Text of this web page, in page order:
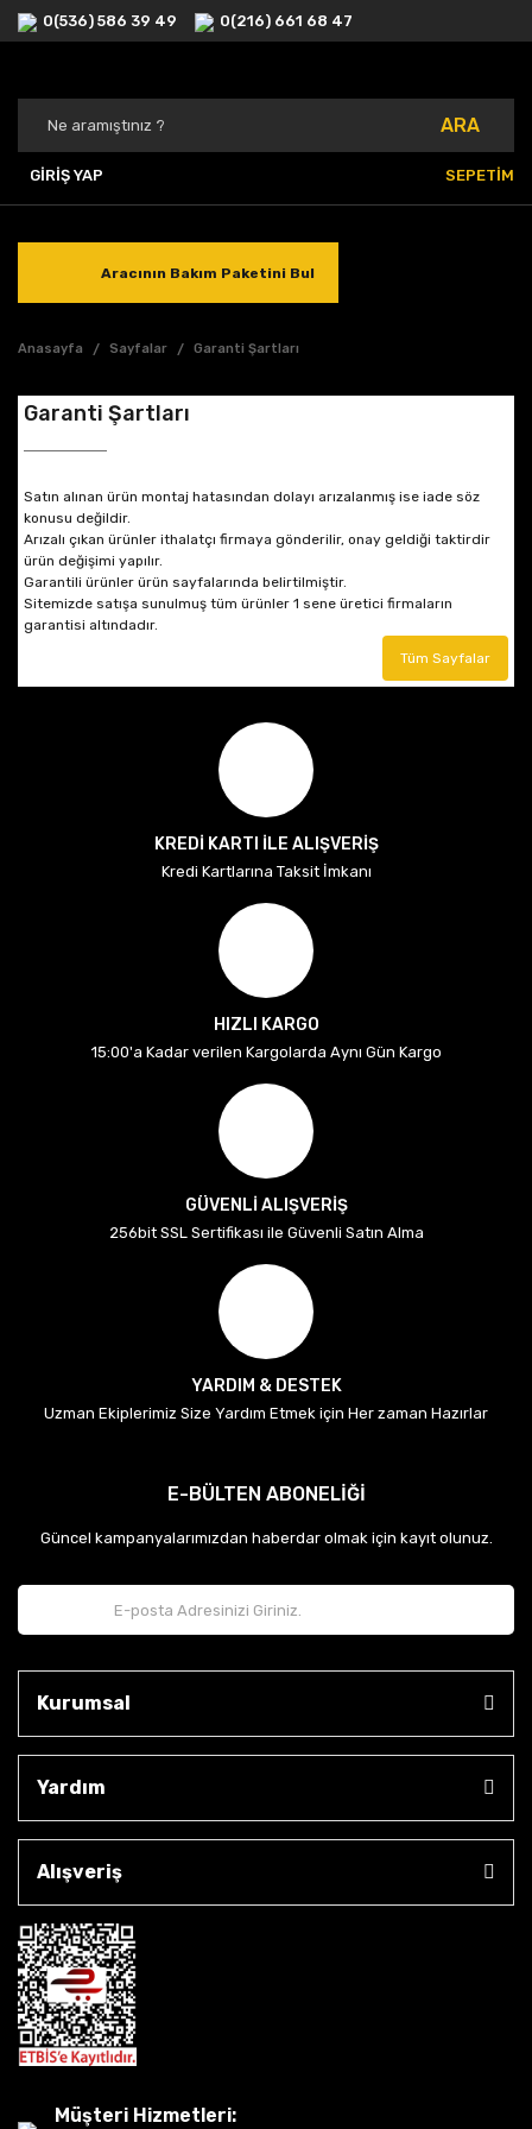
0(536) 586 39 49 0(216) 661 68 47
ARA
GİRİŞ YAP SEPETİM
Aracının Bakım Paketini Bul
Anasayfa Sayfalar Garanti Şartları
Garanti Şartları
Satın alınan ürün montaj hatasından dolayı arızalanmış ise iade söz
konusu değildir.
Arızalı çıkan ürünler ithalatçı firmaya gönderilir, onay geldiği taktirdir
ürün değişimi yapılır.
Garantili ürünler ürün sayfalarında belirtilmiştir.
Sitemizde satışa sunulmuş tüm ürünler 1 sene üretici firmaların
garantisi altındadır.
Tüm Sayfalar
KREDİ KARTI İLE ALIŞVERİŞ
Kredi Kartlarına Taksit İmkanı
HIZLI KARGO
15:00'a Kadar verilen Kargolarda Aynı Gün Kargo
GÜVENLİ ALIŞVERİŞ
256bit SSL Sertifikası ile Güvenli Satın Alma
YARDIM & DESTEK
Uzman Ekiplerimiz Size Yardım Etmek için Her zaman Hazırlar
E-BÜLTEN ABONELİĞİ
Güncel kampanyalarımızdan haberdar olmak için kayıt olunuz.
Kurumsal
Yardım
Alışveriş
Müşteri Hizmetleri: